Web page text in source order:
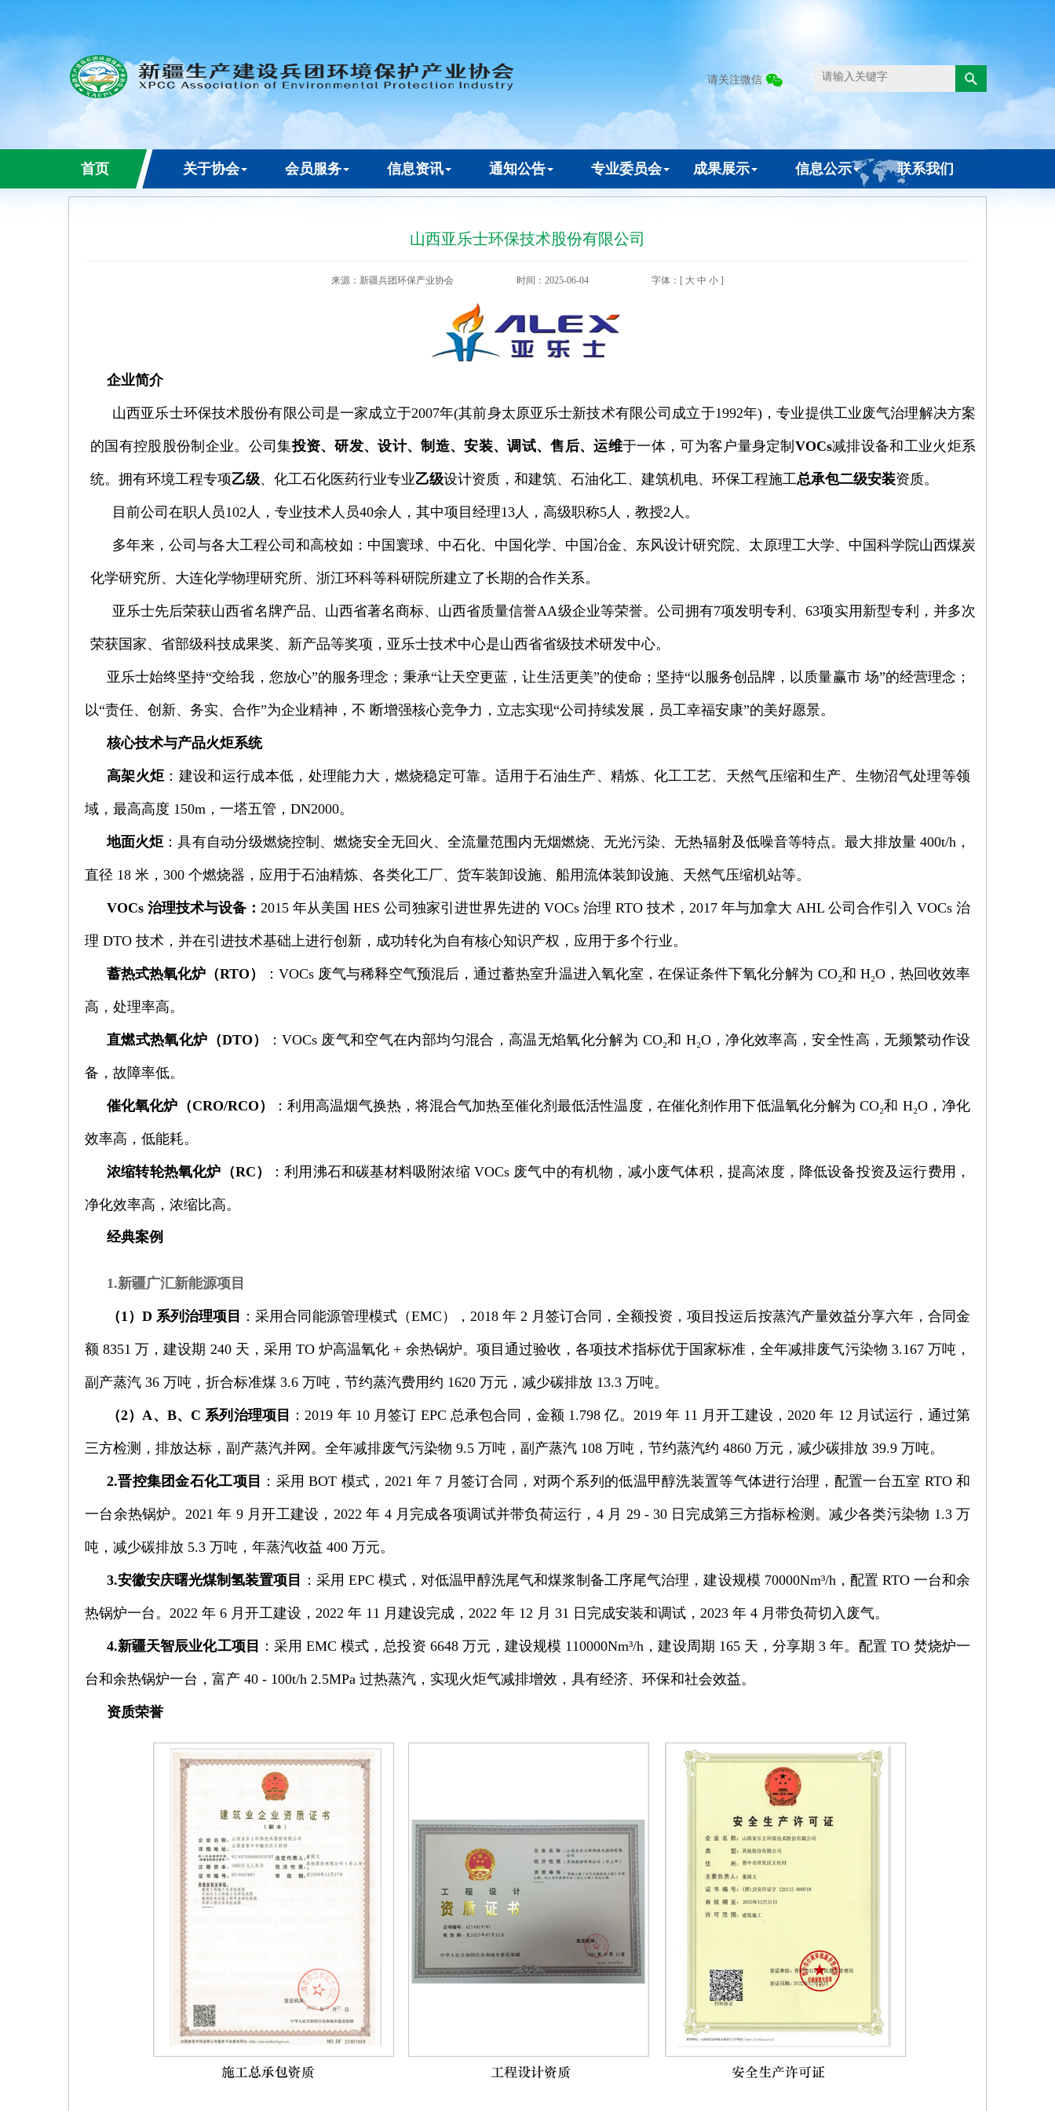
请关注微信
首页 关于协会 会员服务 信息资讯 通知公告 专业委员会 成果展示 信息公示 联系我们
山西亚乐士环保技术股份有限公司
来源：新疆兵团环保产业协会 时间：2025-06-04 字体：[ 大 中 小 ]
企业简介
山西亚乐士环保技术股份有限公司是一家成立于2007年(其前身太原亚乐士新技术有限公司成立于1992年)，专业提供工业废气治理解决方案
的国有控股股份制 企业。公司集投资、研发、设计、制造、安装、调试、售后、运维于一体，可为客户量身定制 VOCs减排设备和工业火炬系
统。拥有环境工程专项乙级、化工石化医药行业专业乙级设计资质，和建筑、石油化工、建筑机电、环保工程施工总承包二级安装资质。
目前公司在职人员102人，专业技术人员40余人，其中项目经理13人，高级职称5人，教授2人。
多年来，公司与各大工程公司和高校如：中国寰球、中石化、中国化学、中国冶金、东风设计研究院、太原理工大学、中国科学院山西煤炭
化学研究所、大连化学物理研究所、浙江环科等科研院所建立了长期的合作关系。
亚乐士先后荣获山西省名牌产品、山西省著名商标、山西省质量信誉AA级企业等荣誉。公司拥有7项发明专利、63项实用新型专利，并多次
荣获国家、省部级科技成果奖、新产品等奖项，亚乐士技术中心是山西省省级技术研发中心。
亚乐士始终坚持“交给我，您放心”的服务理念；秉承“让天空更蓝，让生活更美”的使命；坚持“以服务创品牌，以质量赢市 场”的经营理念；
以“责任、创新、务实、合作”为企业精神，不 断增强核心竞争力，立志实现“公司持续发展，员工幸福安康”的美好愿景。
核心技术与产品火炬系统
高架火炬：建设和运行成本低，处理能力大，燃烧稳定可靠。适用于石油生产、精炼、化工工艺、天然气压缩和生产、生物沼气处理等领
域，最高高度 150m，一塔五管，DN2000。
地面火炬：具有自动分级燃烧控制、燃烧安全无回火、全流量范围内无烟燃烧、无光污染、无热辐射及低噪音等特点。最大排放量 400t/h，
直径 18 米，300 个燃烧器，应用于石油精炼、各类化工厂、货车装卸设施、船用流体装卸设施、天然气压缩机站等。
VOCs 治理技术与设备：2015 年从美国 HES 公司独家引进世界先进的 VOCs 治理 RTO 技术，2017 年与加拿大 AHL 公司合作引入 VOCs 治
理 DTO 技术，并在引进技术基础上进行创新，成功转化为自有核心知识产权，应用于多个行业。
蓄热式热氧化炉（RTO） ：VOCs 废气与稀释空气预混后，通过蓄热室升温进入氧化室，在保证条件下氧化分解为 CO₂和 H₂O，热回收效率
高，处理率高。
直燃式热氧化炉（DTO） ：VOCs 废气和空气在内部均匀混合，高温无焰氧化分解为 CO₂和 H₂O，净化效率高，安全性高，无频繁动作设
备，故障率低。
催化氧化炉（CRO/RCO） ：利用高温烟气换热，将混合气加热至催化剂最低活性温度，在催化剂作用下低温氧化分解为 CO₂和 H₂O，净化
效率高，低能耗。
浓缩转轮热氧化炉（RC） ：利用沸石和碳基材料吸附浓缩 VOCs 废气中的有机物，减小废气体积，提高浓度，降低设备投资及运行费用，
净化效率高，浓缩比高。
经典案例
1.新疆广汇新能源项目
（1）D 系列治理项目 ：采用合同能源管理模式（EMC），2018 年 2 月签订合同，全额投资，项目投运后按蒸汽产量效益分享六年，合同金
额 8351 万，建设期 240 天，采用 TO 炉高温氧化 + 余热锅炉。项目通过验收，各项技术指标优于国家标准，全年减排废气污染物 3.167 万吨，
副产蒸汽 36 万吨，折合标准煤 3.6 万吨，节约蒸汽费用约 1620 万元，减少碳排放 13.3 万吨。
（2）A、B、C 系列治理项目 ：2019 年 10 月签订 EPC 总承包合同，金额 1.798 亿。2019 年 11 月开工建设，2020 年 12 月试运行，通过第
三方检测，排放达标，副产蒸汽并网。全年减排废气污染物 9.5 万吨，副产蒸汽 108 万吨，节约蒸汽约 4860 万元，减少碳排放 39.9 万吨。
2.晋控集团金石化工项目 ：采用 BOT 模式，2021 年 7 月签订合同，对两个系列的低温甲醇洗装置等气体进行治理，配置一台五室 RTO 和
一台余热锅炉。2021 年 9 月开工建设，2022 年 4 月完成各项调试并带负荷运行，4 月 29 - 30 日完成第三方指标检测。减少各类污染物 1.3 万
吨，减少碳排放 5.3 万吨，年蒸汽收益 400 万元。
3.安徽安庆曙光煤制氢装置项目 ：采用 EPC 模式，对低温甲醇洗尾气和煤浆制备工序尾气治理，建设规模 70000Nm³/h，配置 RTO 一台和余
热锅炉一台。2022 年 6 月开工建设，2022 年 11 月建设完成，2022 年 12 月 31 日完成安装和调试，2023 年 4 月带负荷切入废气。
4.新疆天智辰业化工项目 ：采用 EMC 模式，总投资 6648 万元，建设规模 110000Nm³/h，建设周期 165 天，分享期 3 年。配置 TO 焚烧炉一
台和余热锅炉一台，富产 40 - 100t/h 2.5MPa 过热蒸汽，实现火炬气减排增效，具有经济、环保和社会效益。
资质荣誉